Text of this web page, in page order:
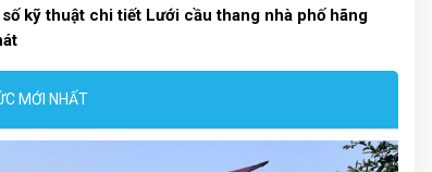
kỹ thuật chi tiết Lưới cầu thang nhà phố hãng
MỚI NHẤT